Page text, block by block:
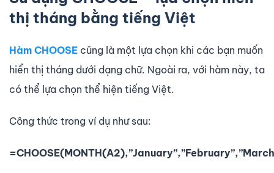
thị tháng bằng tiếng Việt
Hàm CHOOSE cũng là một lựa chọn khi các bạn muốn
hiển thị tháng dưới dạng chữ. Ngoài ra, với hàm này, ta
có thể lựa chọn thể hiện tiếng Việt.
Công thức trong ví dụ như sau: